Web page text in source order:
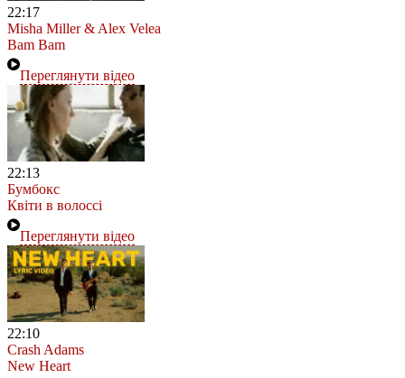
22:17
Misha Miller & Alex Velea
Bam Bam
Переглянути відео
22:13
Бумбокс
Квіти в волоссі
Переглянути відео
22:10
Crash Adams
New Heart